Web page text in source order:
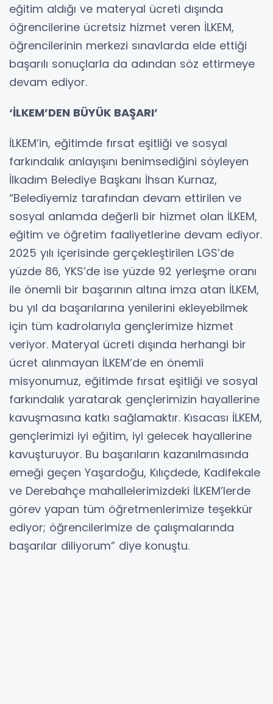
eğitim aldığı ve materyal ücreti dışında
öğrencilerine ücretsiz hizmet veren İLKEM,
öğrencilerinin merkezi sınavlarda elde ettiği
başarılı sonuçlarla da adından söz ettirmeye
devam ediyor.
‘İLKEM’DEN BÜYÜK BAŞARI’
İLKEM’in, eğitimde fırsat eşitliği ve sosyal
farkındalık anlayışını benimsediğini söyleyen
İlkadım Belediye Başkanı İhsan Kurnaz,
“Belediyemiz tarafından devam ettirilen ve
sosyal anlamda değerli bir hizmet olan İLKEM,
eğitim ve öğretim faaliyetlerine devam ediyor.
2025 yılı içerisinde gerçekleştirilen LGS’de
yüzde 86, YKS’de ise yüzde 92 yerleşme oranı
ile önemli bir başarının altına imza atan İLKEM,
bu yıl da başarılarına yenilerini ekleyebilmek
için tüm kadrolarıyla gençlerimize hizmet
veriyor. Materyal ücreti dışında herhangi bir
ücret alınmayan İLKEM’de en önemli
misyonumuz, eğitimde fırsat eşitliği ve sosyal
farkındalık yaratarak gençlerimizin hayallerine
kavuşmasına katkı sağlamaktır. Kısacası İLKEM,
gençlerimizi iyi eğitim, iyi gelecek hayallerine
kavuşturuyor. Bu başarıların kazanılmasında
emeği geçen Yaşardoğu, Kılıçdede, Kadifekale
ve Derebahçe mahallelerimizdeki İLKEM’lerde
görev yapan tüm öğretmenlerimize teşekkür
ediyor; öğrencilerimize de çalışmalarında
başarılar diliyorum” diye konuştu.